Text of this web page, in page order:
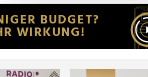
Website an unsere Partner für
möglicherweise mit weiteren Daten
der Dienste gesammelt haben.